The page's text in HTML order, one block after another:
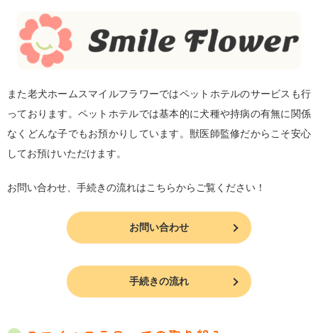
また老犬ホームスマイルフラワーではペットホテルのサービスも行
っております。ペットホテルでは基本的に犬種や持病の有無に関係
なくどんな子でもお預かりしています。獣医師監修だからこそ安心
してお預けいただけます。
お問い合わせ、手続きの流れはこちらからご覧ください！
お問い合わせ
手続きの流れ